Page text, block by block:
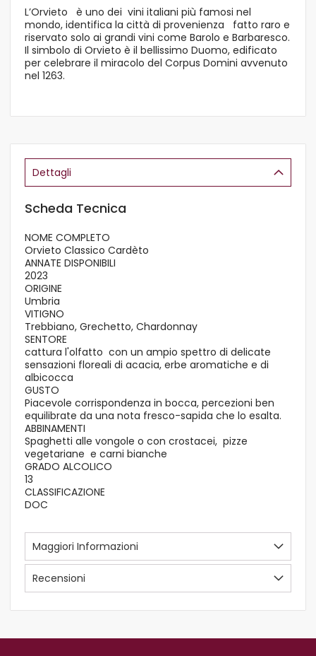
L’Orvieto è uno dei vini italiani più famosi nel
mondo, identifica la città di provenienza fatto raro e
riservato solo ai grandi vini come Barolo e Barbaresco.
Il simbolo di Orvieto è il bellissimo Duomo, edificato
per celebrare il miracolo del Corpus Domini avvenuto
nel 1263.
Dettagli
Scheda Tecnica
NOME COMPLETO
Orvieto Classico Cardèto
ANNATE DISPONIBILI
2023
ORIGINE
Umbria
VITIGNO
Trebbiano, Grechetto, Chardonnay
SENTORE
cattura l'olfatto con un ampio spettro di delicate
sensazioni floreali di acacia, erbe aromatiche e di
albicocca
GUSTO
Piacevole corrispondenza in bocca, percezioni ben
equilibrate da una nota fresco-sapida che lo esalta.
ABBINAMENTI
Spaghetti alle vongole o con crostacei, pizze
vegetariane e carni bianche
GRADO ALCOLICO
13
CLASSIFICAZIONE
DOC
Maggiori Informazioni
Recensioni